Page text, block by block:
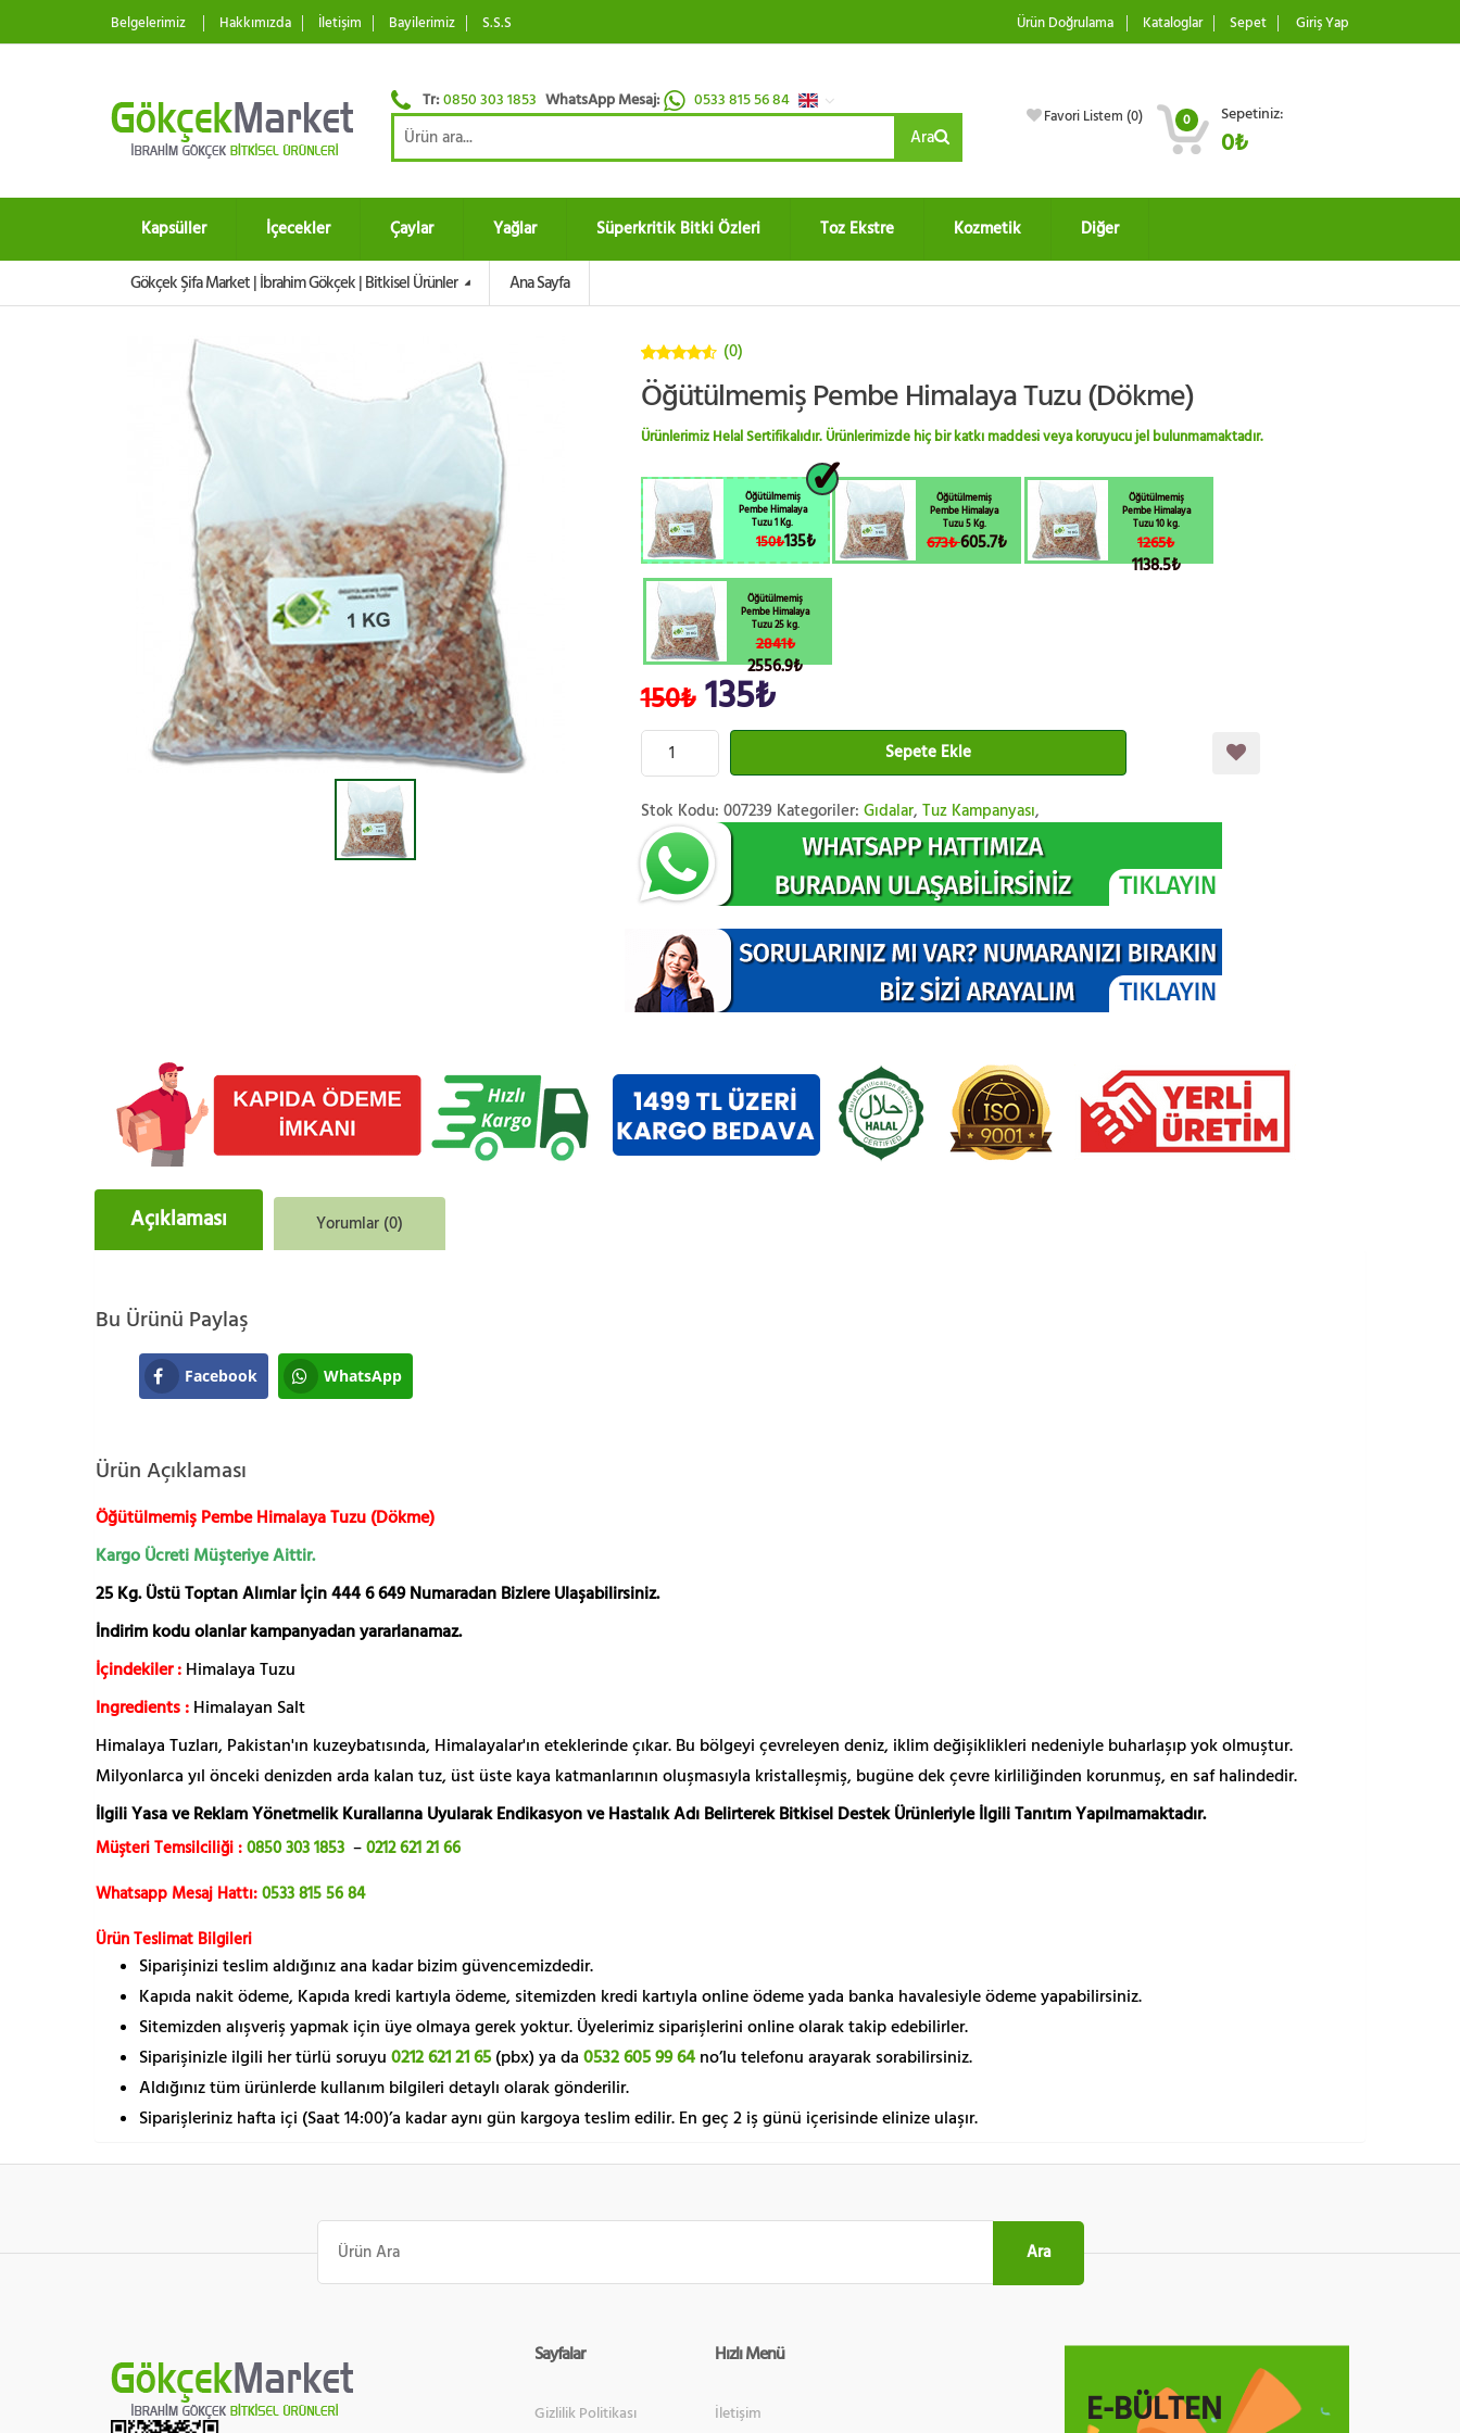
Belgelerimiz Hakkımızda İletişim Bayilerimiz S.S.S Ürün Doğrulama Kataloglar Sepet Giriş Yap
Tr:0850 303 1853 WhatsApp Mesaj: 0533 815 56 84
Ara
Favori Listem (0) 0 Sepetiniz:
0₺
Kapsüller İçecekler Çaylar Yağlar Süperkritik Bitki Özleri Toz Ekstre Kozmetik Diğer
Gökçek Şifa Market | İbrahim Gökçek | Bitkisel Ürünler Ana Sayfa
4.5
5
üzerinden
(0)
Öğütülmemiş Pembe Himalaya Tuzu (Dökme)
Ürünlerimiz Helal Sertifikalıdır. Ürünlerimizde hiç bir katkı maddesi veya koruyucu jel bulunmamaktadır.
Öğütülmemiş
Pembe Himalaya
Tuzu 1 Kg.
150₺135₺
Öğütülmemiş
Pembe Himalaya
Tuzu 5 Kg.
673₺605.7₺
Öğütülmemiş
Pembe Himalaya
Tuzu 10 kg.
1265₺
1138.5₺
Öğütülmemiş
Pembe Himalaya
Tuzu 25 kg.
2841₺
2556.9₺
150₺135₺
Sepete Ekle
Stok Kodu: 007239 Kategoriler: Gıdalar, Tuz Kampanyası,
Açıklaması Yorumlar (0)
Bu Ürünü Paylaş
Facebook WhatsApp
Ürün Açıklaması
Öğütülmemiş Pembe Himalaya Tuzu (Dökme)
Kargo Ücreti Müşteriye Aittir.
25 Kg. Üstü Toptan Alımlar İçin 444 6 649 Numaradan Bizlere Ulaşabilirsiniz.
İndirim kodu olanlar kampanyadan yararlanamaz.
İçindekiler : Himalaya Tuzu
Ingredients : Himalayan Salt
Himalaya Tuzları, Pakistan'ın kuzeybatısında, Himalayalar'ın eteklerinde çıkar. Bu bölgeyi çevreleyen deniz, iklim değişiklikleri nedeniyle buharlaşıp yok olmuştur.
Milyonlarca yıl önceki denizden arda kalan tuz, üst üste kaya katmanlarının oluşmasıyla kristalleşmiş, bugüne dek çevre kirliliğinden korunmuş, en saf halindedir.
İlgili Yasa ve Reklam Yönetmelik Kurallarına Uyularak Endikasyon ve Hastalık Adı Belirterek Bitkisel Destek Ürünleriyle İlgili Tanıtım Yapılmamaktadır.
Müşteri Temsilciliği :0850 303 1853 –0212 621 21 66
Whatsapp Mesaj Hattı:0533 815 56 84
Ürün Teslimat Bilgileri
Siparişinizi teslim aldığınız ana kadar bizim güvencemizdedir.
Kapıda nakit ödeme, Kapıda kredi kartıyla ödeme, sitemizden kredi kartıyla online ödeme yada banka havalesiyle ödeme yapabilirsiniz.
Sitemizden alışveriş yapmak için üye olmaya gerek yoktur. Üyelerimiz siparişlerini online olarak takip edebilirler.
Siparişinizle ilgili her türlü soruyu 0212 621 21 65 (pbx) ya da 0532 605 99 64 no’lu telefonu arayarak sorabilirsiniz.
Aldığınız tüm ürünlerde kullanım bilgileri detaylı olarak gönderilir.
Siparişleriniz hafta içi (Saat 14:00)’a kadar aynı gün kargoya teslim edilir. En geç 2 iş günü içerisinde elinize ulaşır.
Ara:
Ara
Sayfalar
Gizlilik Politikası
Hızlı Menü
İletişim E-BÜLTEN